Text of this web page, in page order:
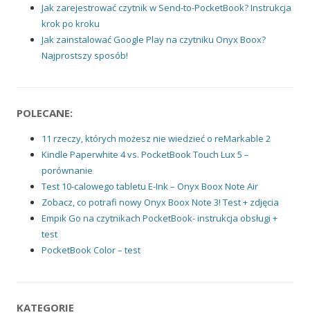
Jak zarejestrować czytnik w Send-to-PocketBook? Instrukcja
krok po kroku
Jak zainstalować Google Play na czytniku Onyx Boox?
Najprostszy sposób!
POLECANE:
11 rzeczy, których możesz nie wiedzieć o reMarkable 2
Kindle Paperwhite 4 vs. PocketBook Touch Lux 5 –
porównanie
Test 10-calowego tabletu E-Ink – Onyx Boox Note Air
Zobacz, co potrafi nowy Onyx Boox Note 3! Test + zdjęcia
Empik Go na czytnikach PocketBook- instrukcja obsługi +
test
PocketBook Color – test
KATEGORIE